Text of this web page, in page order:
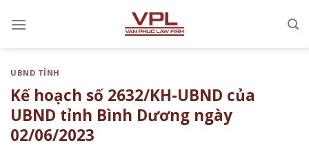
đến
UBND TỈNH
Kế hoạch số 2632/KH-UBND của
UBND tỉnh Bình Dương ngày
02/06/2023